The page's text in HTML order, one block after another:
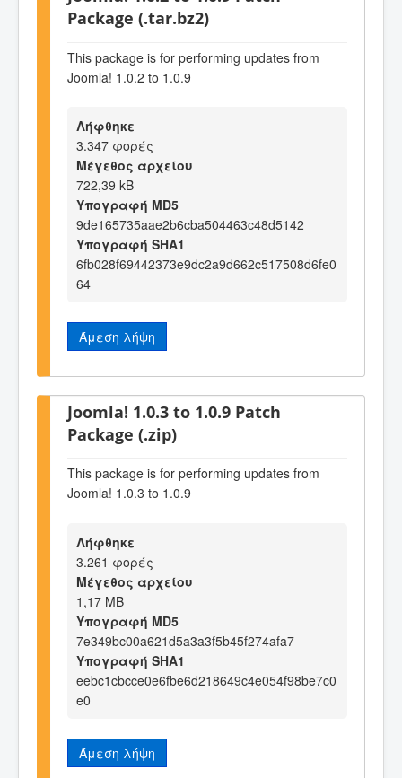
Package (.tar.bz2)
This package is for performing updates from
Joomla! 1.0.2 to 1.0.9
Λήφθηκε
3.347 φορές
Μέγεθος αρχείου
722,39 kB
Υπογραφή MD5
9de165735aae2b6cba504463c48d5142
Υπογραφή SHA1
6fb028f69442373e9dc2a9d662c517508d6fe0
64
Άμεση λήψη
Joomla! 1.0.3 to 1.0.9 Patch
Package (.zip)
This package is for performing updates from
Joomla! 1.0.3 to 1.0.9
Λήφθηκε
3.261 φορές
Μέγεθος αρχείου
1,17 MB
Υπογραφή MD5
7e349bc00a621d5a3a3f5b45f274afa7
Υπογραφή SHA1
eebc1cbcce0e6fbe6d218649c4e054f98be7c0
e0
Άμεση λήψη